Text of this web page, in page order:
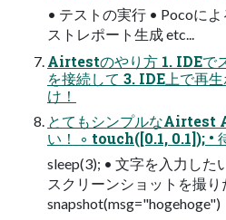
• テストの実行 • Pocoに
ストレポート生成 etc...
Airtestのやり方 1. IDEで
を接続して 3. IDE上で再
け！
とてもシンプルなAirtest
い！ ◦ touch([0.1, 0.1]); •
sleep(3); • 文字を入力した
スクリーンショットを撮り
snapshot(msg="hogehoge")